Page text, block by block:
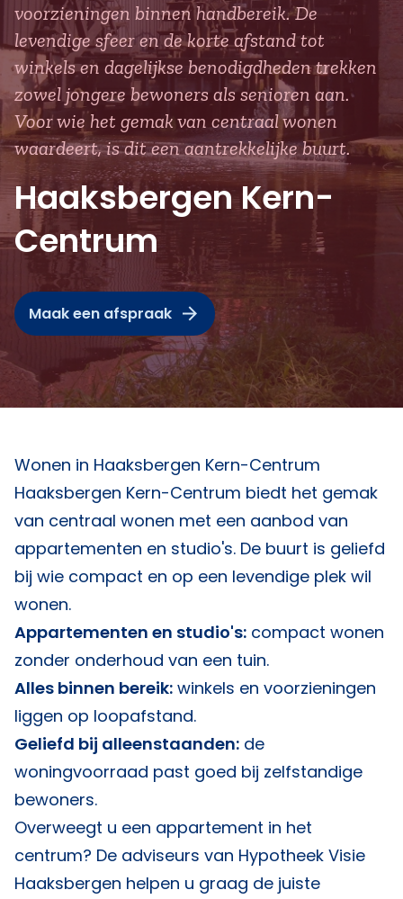
voorzieningen binnen handbereik. De
levendige sfeer en de korte afstand tot
winkels en dagelijkse benodigdheden trekken
zowel jongere bewoners als senioren aan.
Voor wie het gemak van centraal wonen
waardeert, is dit een aantrekkelijke buurt.
Haaksbergen Kern-
Centrum
Maak een afspraak
Wonen in Haaksbergen Kern-Centrum
Haaksbergen Kern-Centrum biedt het gemak
van centraal wonen met een aanbod van
appartementen en studio's. De buurt is geliefd
bij wie compact en op een levendige plek wil
wonen.
Appartementen en studio's: compact wonen
zonder onderhoud van een tuin.
Alles binnen bereik: winkels en voorzieningen
liggen op loopafstand.
Geliefd bij alleenstaanden: de
woningvoorraad past goed bij zelfstandige
bewoners.
Overweegt u een appartement in het
centrum? De adviseurs van Hypotheek Visie
Haaksbergen helpen u graag de juiste